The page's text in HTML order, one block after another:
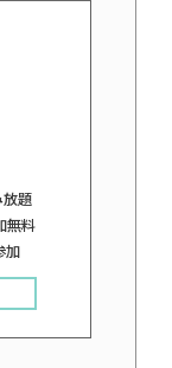
題
無料
加